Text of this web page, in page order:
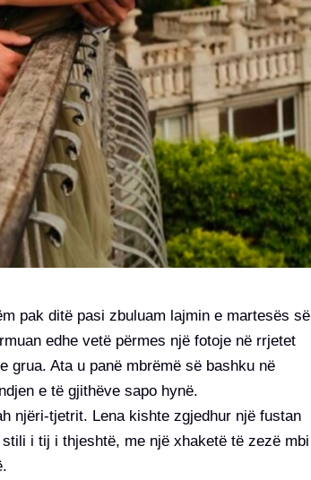
pak ditë pasi zbuluam lajmin e martesës së
edhe vetë përmes një fotoje në rrjetet
grua. Ata u panë mbrëmë së bashku në
e të gjithëve sapo hynë.
njëri-tjetrit. Lena kishte zgjedhur një fustan
i tij i thjeshtë, me një xhaketë të zezë mbi